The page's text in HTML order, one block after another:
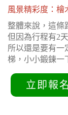
風景精彩度：檜
整體來說，這條
但因為行程有2
所以還是要有一
梯，小小鍛鍊一
立即報